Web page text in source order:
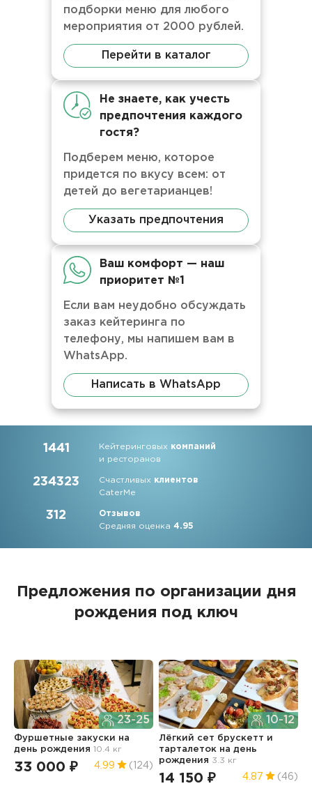
подборки меню для любого
мероприятия от 2000 рублей.
Перейти в каталог
Не знаете, как учесть
предпочтения каждого
гостя?
Подберем меню, которое
придется по вкусу всем: от
детей до вегетарианцев!
Указать предпочтения
Ваш комфорт — наш
приоритет №1
Если вам неудобно обсуждать
заказ кейтеринга по
телефону, мы напишем вам в
WhatsApp.
Написать в WhatsApp
1441 Кейтеринговых компаний
и ресторанов
234323 Счастливых клиентов
CaterMe
312
Отзывов
Средняя оценка4.95
Предложения по организации дня
рождения под ключ
23-25
Фуршетные закуски на
день рождения 10.4 кг
33 000 ₽ 4.99 (124)
10-12
Лёгкий сет брускетт и
тарталеток на день
рождения 3.3 кг
14 150 ₽ 4.87 (46)